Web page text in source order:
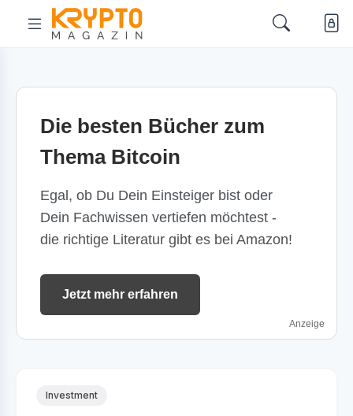
Die besten Bücher zum
Thema Bitcoin
Egal, ob Du Dein Einsteiger bist oder
Dein Fachwissen vertiefen möchtest -
die richtige Literatur gibt es bei Amazon!
Jetzt mehr erfahren
Anzeige
Investment